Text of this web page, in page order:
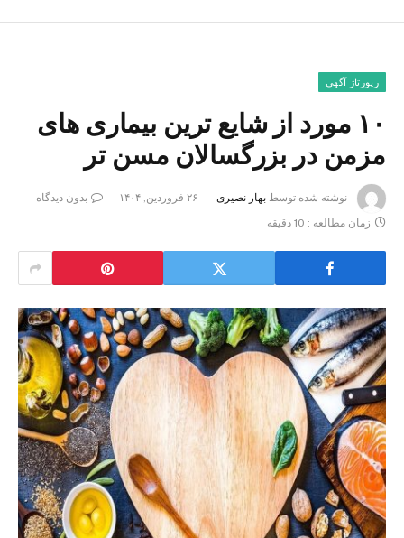
رپورتاژ آگهی
۱۰ مورد از شایع ترین بیماری های
مزمن در بزرگسالان مسن تر
نوشته شده توسط بهار نصیری ۲۶ فروردین, ۱۴۰۴
بدون دیدگاه
زمان مطالعه : 10 دقیقه